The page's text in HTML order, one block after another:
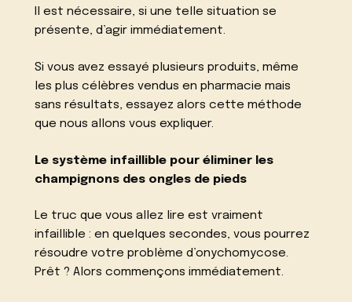
Il est nécessaire, si une telle situation se
présente, d’agir immédiatement.
Si vous avez essayé plusieurs produits, même
les plus célèbres vendus en pharmacie mais
sans résultats, essayez alors cette méthode
que nous allons vous expliquer.
Le système infaillible pour éliminer les
champignons des ongles de pieds
Le truc que vous allez lire est vraiment
infaillible : en quelques secondes, vous pourrez
résoudre votre problème d’onychomycose.
Prêt ? Alors commençons immédiatement.